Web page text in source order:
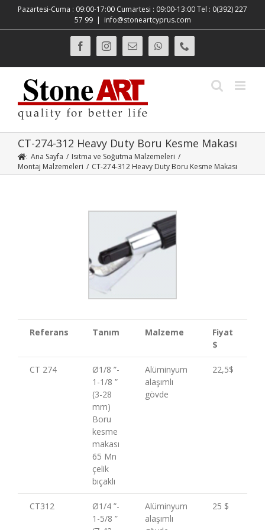
content
Pazartesi-Cuma : 09:00-17:00 Cumartesi : 09:00-13:00 Tel : 0(392) 227
57 99 | info@stoneartcyprus.com
FacebookInstagram
E-
posta
WhatsApp
CT-274-312 Heavy Duty Boru Kesme Makası
: Ana Sayfa / Isıtma ve Soğutma Malzemeleri /
Montaj Malzemeleri / CT-274-312 Heavy Duty Boru Kesme Makası
Referans Tanım Malzeme
Fiyat
$
CT 274
Ø1/8 ”-
1-1/8 ”
(3-28
mm)
Boru
kesme
makası
65 Mn
çelik
bıçaklı
Alüminyum
alaşımlı
gövde
22,5$
CT312
Ø1/4 ”-
1-5/8 ”
Alüminyum
alaşımlı
25 $